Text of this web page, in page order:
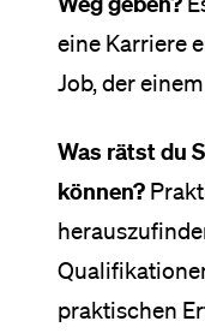
eine Karriere
Job, der
Was rätst du
können?
praktischen